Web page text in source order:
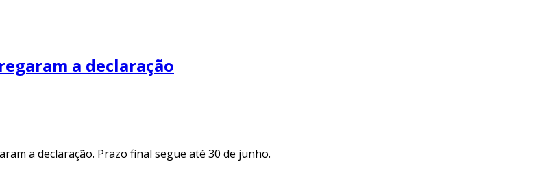
a declaração
a declaração. Prazo final segue até 30 de junho.